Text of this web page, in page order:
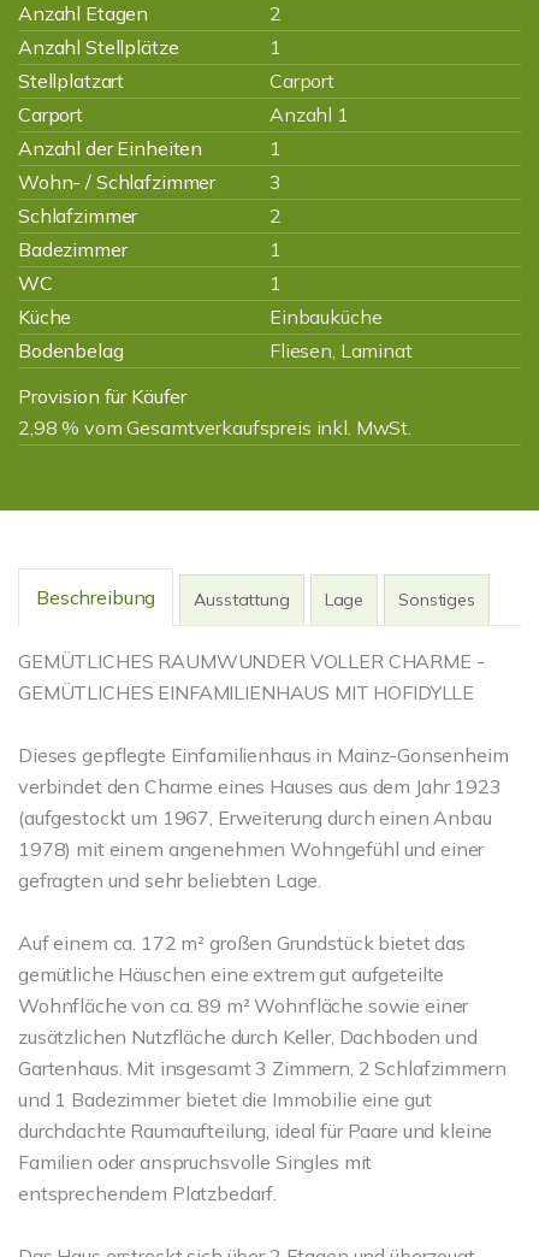
Anzahl Etagen
2
Anzahl Stellplätze
1
Stellplatzart
Carport
Carport
Anzahl 1
Anzahl der Einheiten
1
Wohn- / Schlafzimmer
3
Schlafzimmer
2
Badezimmer
1
WC
1
Küche
Einbauküche
Bodenbelag
Fliesen, Laminat
Provision für Käufer
2,98 % vom Gesamtverkaufspreis inkl. MwSt.
Beschreibung Ausstattung Lage Sonstiges
GEMÜTLICHES RAUMWUNDER VOLLER CHARME -
GEMÜTLICHES EINFAMILIENHAUS MIT HOFIDYLLE
Dieses gepflegte Einfamilienhaus in Mainz-Gonsenheim
verbindet den Charme eines Hauses aus dem Jahr 1923
(aufgestockt um 1967, Erweiterung durch einen Anbau
1978) mit einem angenehmen Wohngefühl und einer
gefragten und sehr beliebten Lage.
Auf einem ca. 172 m² großen Grundstück bietet das
gemütliche Häuschen eine extrem gut aufgeteilte
Wohnfläche von ca. 89 m² Wohnfläche sowie einer
zusätzlichen Nutzfläche durch Keller, Dachboden und
Gartenhaus. Mit insgesamt 3 Zimmern, 2 Schlafzimmern
und 1 Badezimmer bietet die Immobilie eine gut
durchdachte Raumaufteilung, ideal für Paare und kleine
Familien oder anspruchsvolle Singles mit
entsprechendem Platzbedarf.